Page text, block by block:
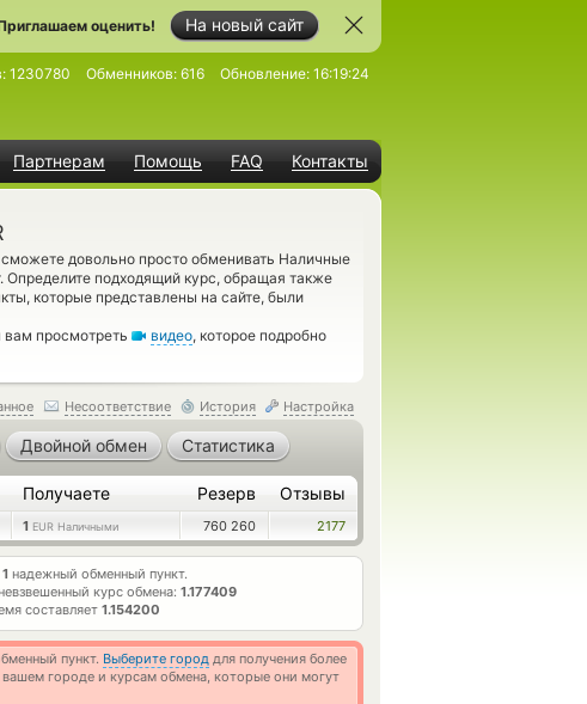
На новый сайт
оценить!
Партнерам Помощь FAQ Контакты
1230780 Обменников: 616 Обновление: 16:19:24
довольно просто обменивать Наличные
Определите подходящий курс, обращая также
которые представлены на сайте, были
просмотреть
видео, которое подробно
Несоответствие История Настройка
Двойной обмен Статистика
Получаете Резерв Отзывы
1 EUR Наличными 760 260 2177
1 надежный обменный пункт.
курс обмена: 1.177409
составляет 1.154200
пункт. Выберите город для получения более
городе и курсам обмена, которые они могут